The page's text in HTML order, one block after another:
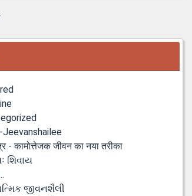
Jeevanshailee
- कामोत्तेजक जीवन का नया तरीका
શિવાય
જીવનશૈલી